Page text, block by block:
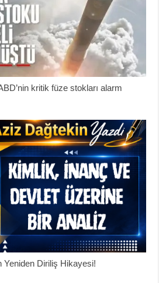
kritik füze stokları alarm
Yeniden Diriliş Hikayesi!